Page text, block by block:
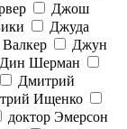
Джош
Джуда
Джун
Дин Шерман
Дмитрий
Ищенко
доктор Эмерсон